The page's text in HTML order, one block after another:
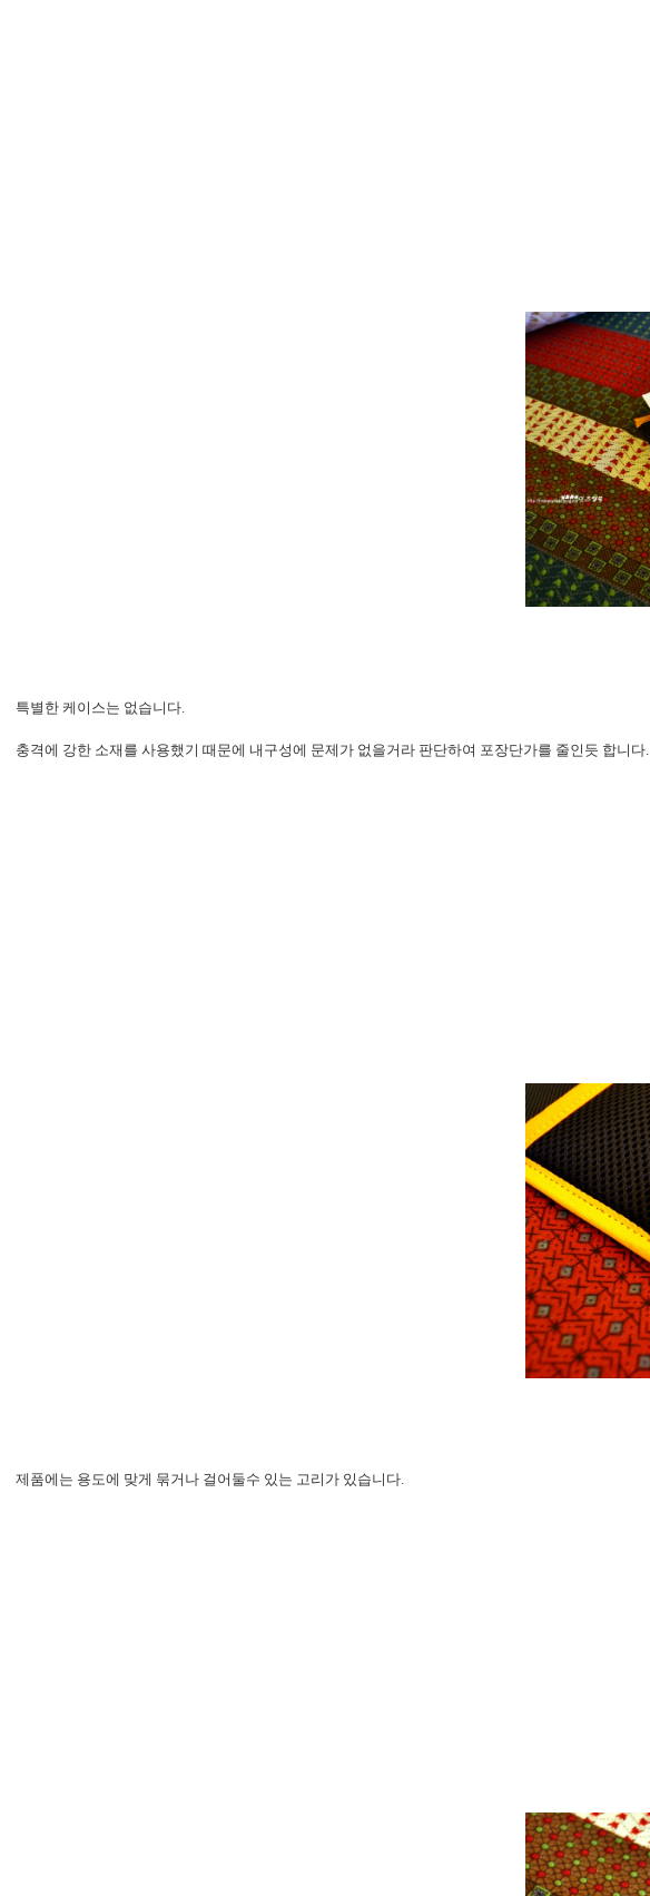
특별한 케이스는 없습니다.
충격에 강한 소재를 사용했기 때문에 내구성에 문제가 없을거라 판단하여 포장단가를 줄인듯 합니다.
제품에는 용도에 맞게 묶거나 걸어둘수 있는 고리가 있습니다.